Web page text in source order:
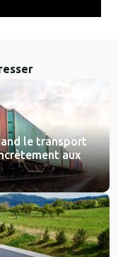
le transport
aux